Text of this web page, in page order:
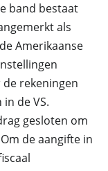
band bestaat
als
Amerikaanse
rekeningen
de VS.
gesloten om
de aangifte in